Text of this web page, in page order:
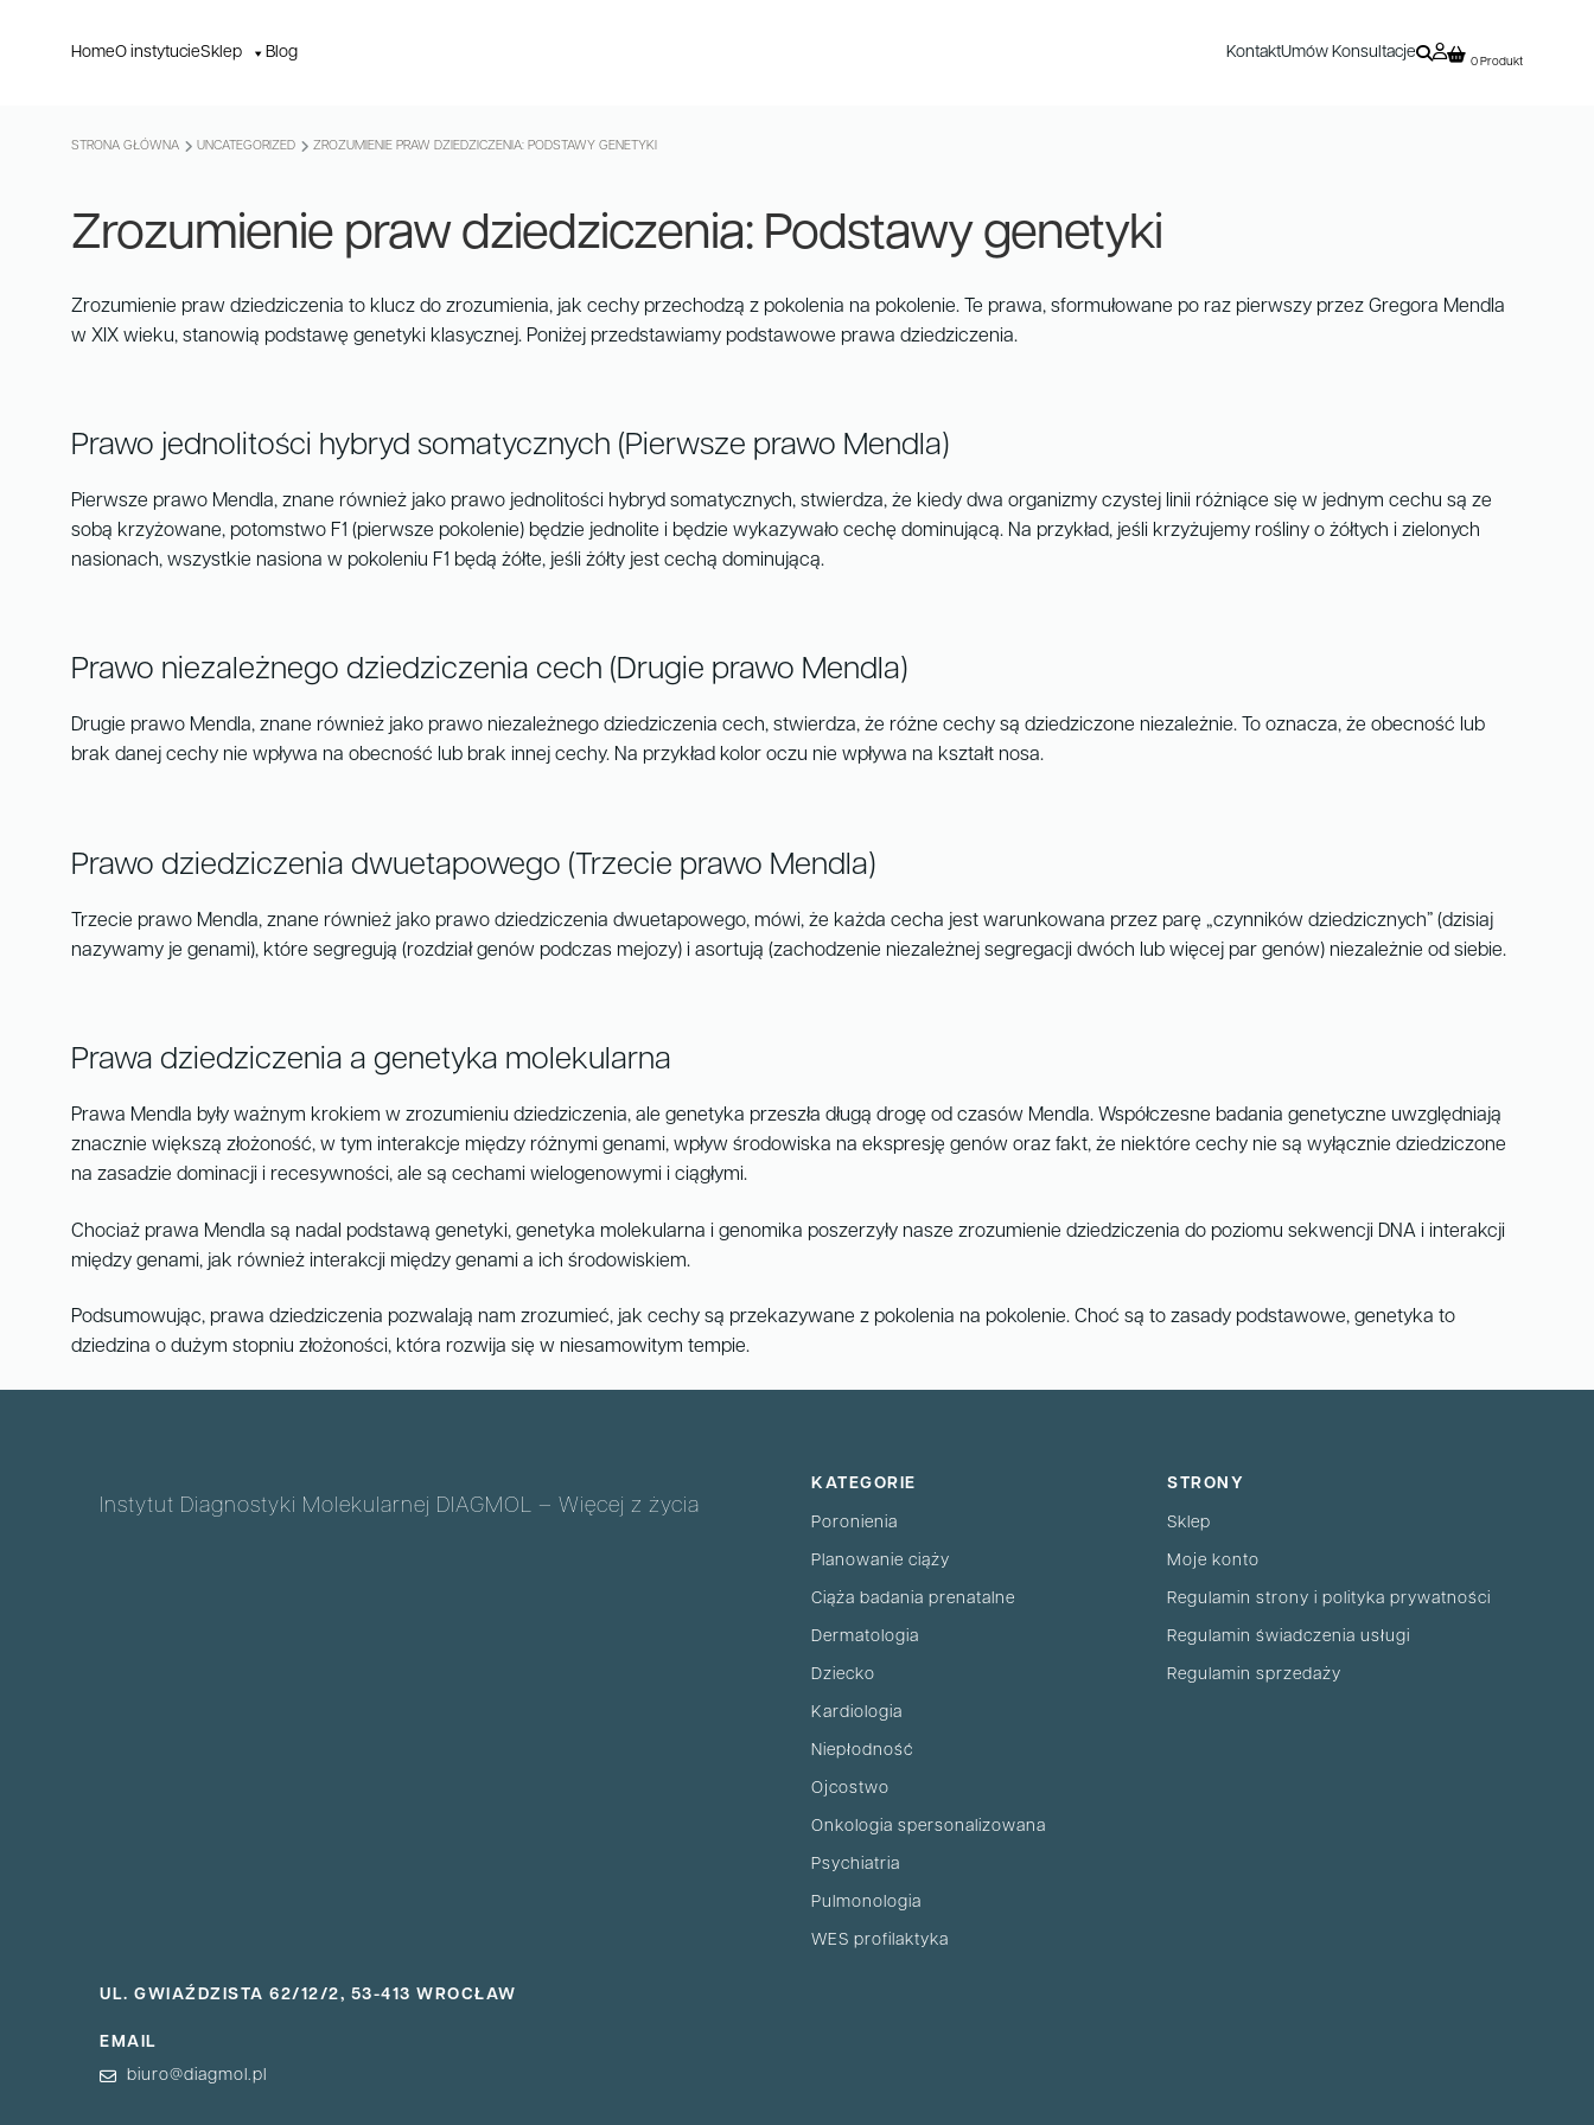
HomeO instytucieSklep Blog KontaktUmów Konsultacje
0 Produkt
STRONA GŁÓWNA UNCATEGORIZED ZROZUMIENIE PRAW DZIEDZICZENIA: PODSTAWY GENETYKI
Zrozumienie praw dziedziczenia: Podstawy genetyki
Zrozumienie praw dziedziczenia to klucz do zrozumienia, jak cechy przechodzą z pokolenia na pokolenie. Te prawa, sformułowane po raz pierwszy przez Gregora Mendla
w XIX wieku, stanowią podstawę genetyki klasycznej. Poniżej przedstawiamy podstawowe prawa dziedziczenia.
Prawo jednolitości hybryd somatycznych (Pierwsze prawo Mendla)
Pierwsze prawo Mendla, znane również jako prawo jednolitości hybryd somatycznych, stwierdza, że kiedy dwa organizmy czystej linii różniące się w jednym cechu są ze
sobą krzyżowane, potomstwo F1 (pierwsze pokolenie) będzie jednolite i będzie wykazywało cechę dominującą. Na przykład, jeśli krzyżujemy rośliny o żółtych i zielonych
nasionach, wszystkie nasiona w pokoleniu F1 będą żółte, jeśli żółty jest cechą dominującą.
Prawo niezależnego dziedziczenia cech (Drugie prawo Mendla)
Drugie prawo Mendla, znane również jako prawo niezależnego dziedziczenia cech, stwierdza, że różne cechy są dziedziczone niezależnie. To oznacza, że obecność lub
brak danej cechy nie wpływa na obecność lub brak innej cechy. Na przykład kolor oczu nie wpływa na kształt nosa.
Prawo dziedziczenia dwuetapowego (Trzecie prawo Mendla)
Trzecie prawo Mendla, znane również jako prawo dziedziczenia dwuetapowego, mówi, że każda cecha jest warunkowana przez parę „czynników dziedzicznych” (dzisiaj
nazywamy je genami), które segregują (rozdział genów podczas mejozy) i asortują (zachodzenie niezależnej segregacji dwóch lub więcej par genów) niezależnie od siebie.
Prawa dziedziczenia a genetyka molekularna
Prawa Mendla były ważnym krokiem w zrozumieniu dziedziczenia, ale genetyka przeszła długą drogę od czasów Mendla. Współczesne badania genetyczne uwzględniają
znacznie większą złożoność, w tym interakcje między różnymi genami, wpływ środowiska na ekspresję genów oraz fakt, że niektóre cechy nie są wyłącznie dziedziczone
na zasadzie dominacji i recesywności, ale są cechami wielogenowymi i ciągłymi.
Chociaż prawa Mendla są nadal podstawą genetyki, genetyka molekularna i genomika poszerzyły nasze zrozumienie dziedziczenia do poziomu sekwencji DNA i interakcji
między genami, jak również interakcji między genami a ich środowiskiem.
Podsumowując, prawa dziedziczenia pozwalają nam zrozumieć, jak cechy są przekazywane z pokolenia na pokolenie. Choć są to zasady podstawowe, genetyka to
dziedzina o dużym stopniu złożoności, która rozwija się w niesamowitym tempie.
Instytut Diagnostyki Molekularnej DIAGMOL – Więcej z życia
KATEGORIE
Poronienia
Planowanie ciąży
Ciąża badania prenatalne
Dermatologia
Dziecko
Kardiologia
Niepłodność
Ojcostwo
Onkologia spersonalizowana
Psychiatria
Pulmonologia
WES profilaktyka
STRONY
Sklep
Moje konto
Regulamin strony i polityka prywatności
Regulamin świadczenia usługi
Regulamin sprzedaży
UL. GWIAŹDZISTA 62/12/2, 53-413 WROCŁAW
EMAIL
biuro@diagmol.pl